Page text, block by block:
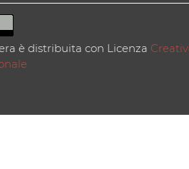
è distribuita con Licenza